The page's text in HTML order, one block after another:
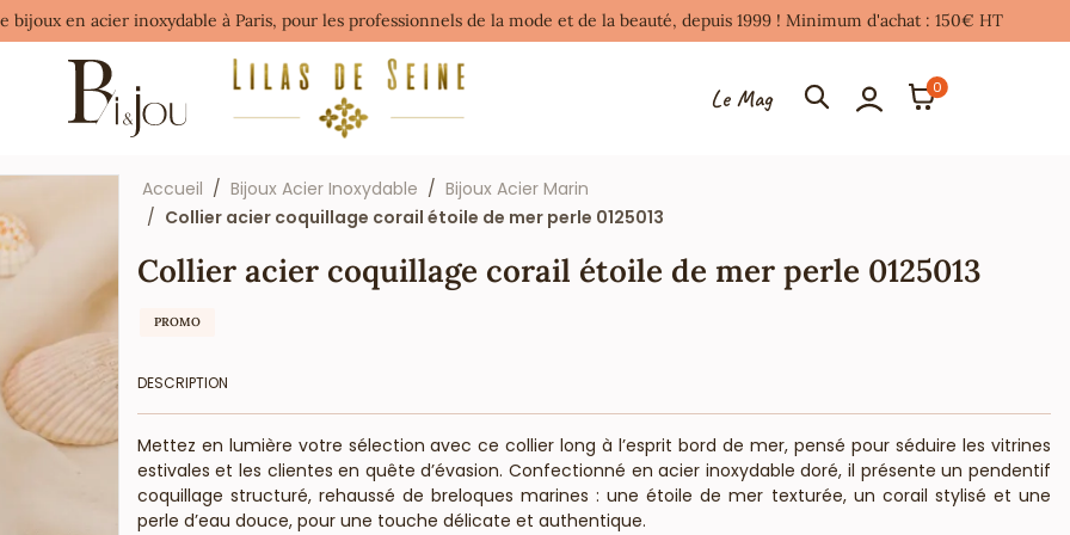
en acier inoxydable à Paris, pour les professionnels de la mode et de la beauté, depuis 1999 ! Minimum d'achat : 150€ HT
Le Mag 0
Accueil Bijoux Acier Inoxydable
Bijoux Acier Marin
Collier acier coquillage corail étoile de mer perle 0125013
Collier acier coquillage corail étoile de mer perle 0125013
PROMO
DESCRIPTION
Mettez en lumière votre sélection avec ce collier long à l’esprit bord de mer, pensé pour séduire les vitrines
estivales et les clientes en quête d’évasion. Confectionné en acier inoxydable doré, il présente un pendentif
coquillage structuré, rehaussé de breloques marines : une étoile de mer texturée, un corail stylisé et une
perle d’eau douce, pour une touche délicate et authentique.